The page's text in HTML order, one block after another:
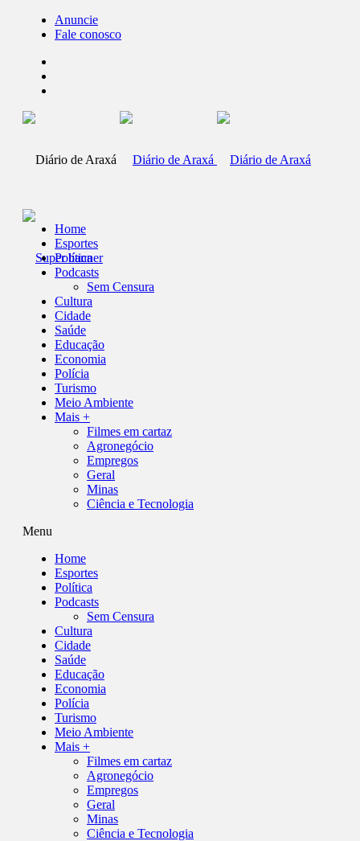
Anuncie
Fale conosco
Home
Esportes
Política
Podcasts
Sem Censura
Cultura
Cidade
Saúde
Educação
Economia
Polícia
Turismo
Meio Ambiente
Mais +
Filmes em cartaz
Agronegócio
Empregos
Geral
Minas
Ciência e Tecnologia
Menu
Home
Esportes
Política
Podcasts
Sem Censura
Cultura
Cidade
Saúde
Educação
Economia
Polícia
Turismo
Meio Ambiente
Mais +
Filmes em cartaz
Agronegócio
Empregos
Geral
Minas
Ciência e Tecnologia